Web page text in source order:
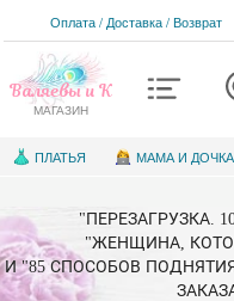
Валяевы и К
МАГАЗИН
Оплата / Доставка/Возврат
ПЛАТЬЯ МАМА И ДОЧКА
КНИГИ ДЛЯ ДЕТЕЙ
СЕРТИФИКАТЫ
"ПЕРЕЗАГРУЗКА.
"ЖЕНЩИНА,
И "85 СПОСОБОВ